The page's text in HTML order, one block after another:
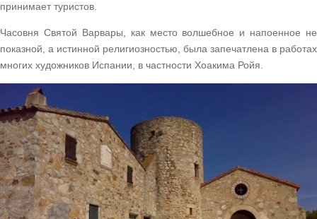
принимает туристов.
Часовня Святой Варвары, как место волшебное и напоенное не
показной, а истинной религиозностью, была запечатлена в работах
многих художников Испании, в частности Хоакима Ройя.